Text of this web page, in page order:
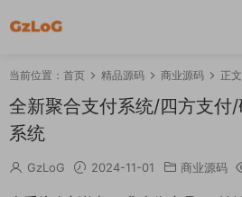
当前位置： 首页 精品源码 商业源码 正文
全新聚合支付系统/四方支付
系统
GzLoG 2024-11-01 商业源码